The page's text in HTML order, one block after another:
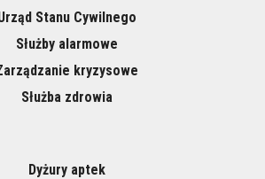
Stanu Cywilnego
Służby alarmowe
kryzysowe
Służba zdrowia
Dyżury aptek